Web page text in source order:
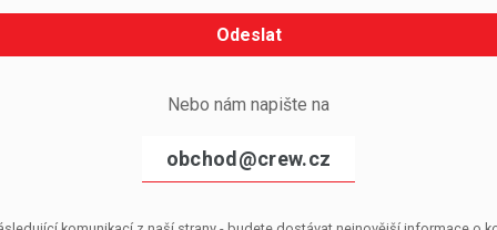
Odeslat
Nebo nám napište na
obchod@crew.cz